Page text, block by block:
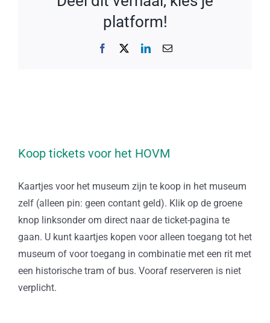
platform!
Facebook LinkedIn
E-
Koop tickets voor het HOVM
Kaartjes voor het museum zijn te koop in het museum
zelf (alleen pin: geen contant geld). Klik op de groene
knop linksonder om direct naar de ticket-pagina te
gaan. U kunt kaartjes kopen voor alleen toegang tot het
museum of voor toegang in combinatie met een rit met
een historische tram of bus. Vooraf reserveren is niet
verplicht.